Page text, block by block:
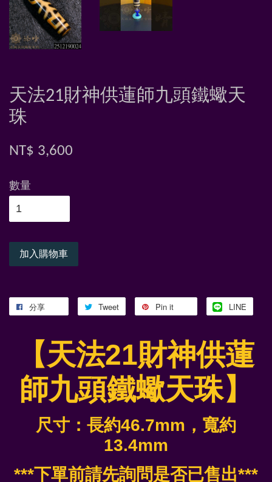
天法21財神供蓮師九頭鐵蠍天
珠
NT$ 3,600
數量
加入購物車
分享 Tweet Pin it LINE
【天法21財神供蓮
師九頭鐵蠍天珠】
尺寸：長約46.7mm，寬約
13.4mm
***下單前請先詢問是否已售出***